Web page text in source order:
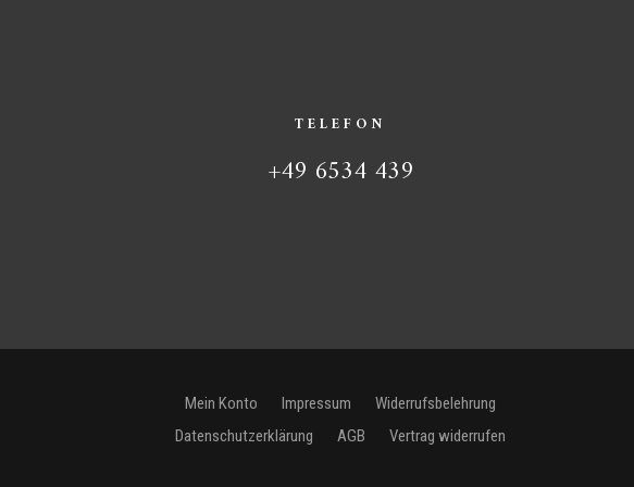
TELEFON
+49 6534 439
Mein Konto Impressum
Widerrufsbelehrung
Datenschutzerklärung
AGB Vertrag widerrufen